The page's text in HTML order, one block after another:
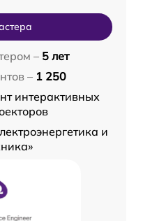
– 5 лет
– 1 250
интерактивных
и